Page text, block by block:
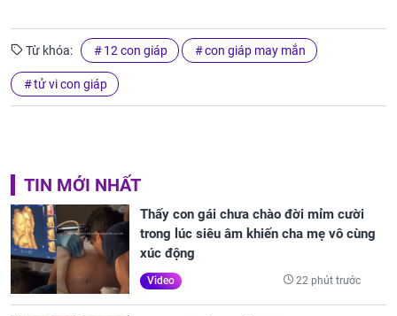
Từ khóa: 12 con giáp con giáp may mắn
tử vi con giáp
TIN MỚI NHẤT
Thấy con gái chưa chào đời mỉm cười
trong lúc siêu âm khiến cha mẹ vô cùng
xúc động
Video 22 phút trước